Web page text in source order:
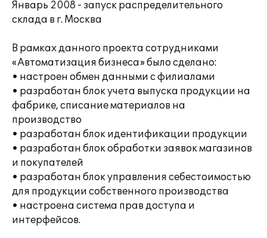
Январь 2008 - запуск распределительного
склада в г. Москва
В рамках данного проекта сотрудниками
«Автоматизация бизнеса» было сделано:
• настроен обмен данными с филиалами
• разработан блок учета выпуска продукции на
фабрике, списание материалов на
производство
• разработан блок идентификации продукции
• разработан блок обработки заявок магазинов
и покупателей
• разработан блок управления себестоимостью
для продукции собственного производства
• настроена система прав доступа и
интерфейсов.